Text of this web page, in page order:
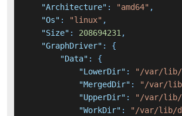
"Architecture" : "amd64" ,
"Os" : "linux" ,
"Size" : 208694231,
"GraphDriver" :
{
"Data" :
{
"LowerDir" :
"/var/lib/
"MergedDir" :
"/var/lib/
"UpperDir" :
"/var/lib/
"WorkDir" :
"/var/lib/